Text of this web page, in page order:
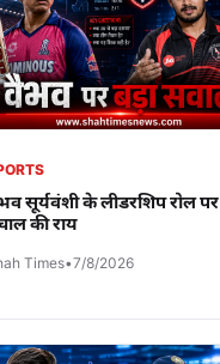
सूर्यवंशी के लीडरशिप रोल पर
की राय
Times•7/8/2026